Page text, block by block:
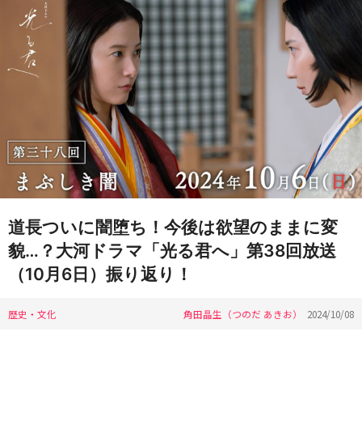
道長ついに闇堕ち！今後は欲望のままに変
貌…？大河ドラマ「光る君へ」第38回放送
（10月6日）振り返り！
歴史・文化 角田晶生（つのだ あきお） 2024/10/08